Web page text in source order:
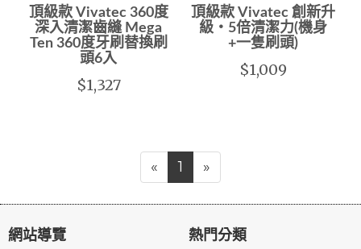
頂級款 Vivatec 360度
深入清潔齒縫 Mega
Ten 360度牙刷替換刷
頭6入
$1,327
頂級款 Vivatec 創新升
級‧5倍清潔力(機身
+一隻刷頭)
$1,009
« 1 »
網站導覽 熱門分類